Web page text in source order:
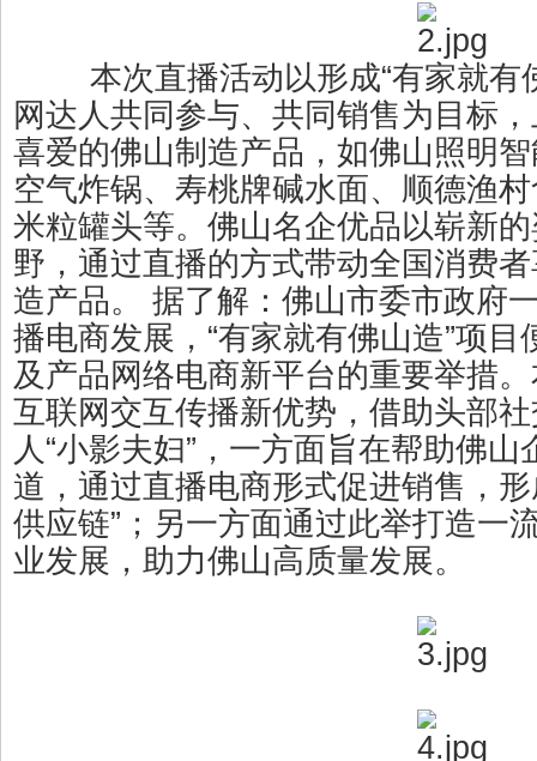
本次直播活动以形成“有家就有
网达人共同参与、共同销售为目标
喜爱的佛山制造产品，如佛山照明
空气炸锅、寿桃牌碱水面、顺德渔
米粒罐头等。佛山名企优品以崭新
野，通过直播的方式带动全国消费
造产品。 据了解：佛山市委市政府
播电商发展，“有家就有佛山造”项
及产品网络电商新平台的重要举措
互联网交互传播新优势，借助头部
人“小影夫妇”，一方面旨在帮助佛
道，通过直播电商形式促进销售，
供应链”；另一方面通过此举打造一
业发展，助力佛山高质量发展。